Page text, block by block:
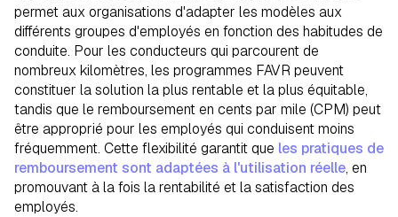
permet aux organisations d'adapter les modèles aux
différents groupes d'employés en fonction des habitudes de
conduite. Pour les conducteurs qui parcourent de
nombreux kilomètres, les programmes FAVR peuvent
constituer la solution la plus rentable et la plus équitable,
tandis que le remboursement en cents par mile (CPM) peut
être approprié pour les employés qui conduisent moins
fréquemment. Cette flexibilité garantit que les pratiques de
remboursement sont adaptées à l'utilisation réelle, en
promouvant à la fois la rentabilité et la satisfaction des
employés.